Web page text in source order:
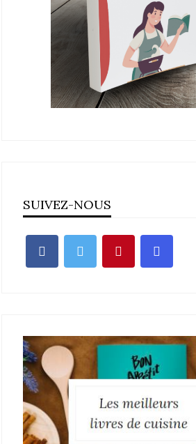
SUIVEZ-NOUS